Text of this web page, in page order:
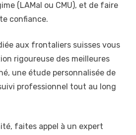
(LAMal ou CMU), et de faire
confiance.
aux frontaliers suisses vous
rigoureuse des meilleures
une étude personnalisée de
professionnel tout au long
faites appel à un expert